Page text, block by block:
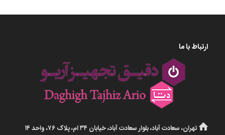
ارتباط با ما
تهران، سعادت آباد، بلوار سعادت آباد، خیابان ۳۴ ام، پلاک ۷۶، واحد ۱۴